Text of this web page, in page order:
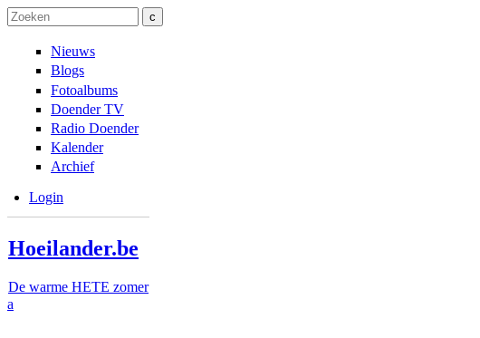
Overslaan en naar de inhoud gaan
Skip to navigation
Zoeken
Nieuws
Blogs
Fotoalbums
Doender TV
Radio Doender
Kalender
Archief
Login
Hoeilander.be
De warme HETE zomer
a